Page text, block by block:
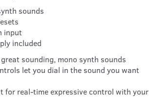
sounds
input
included
sounding, mono synth sounds
let you dial in the sound you want
for real-time expressive control with your